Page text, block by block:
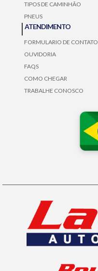
TIPOS DE CAMINHÃO
PNEUS
ATENDIMENTO
FORMULARIO DE CONTATO
OUVIDORIA
FAQS
COMO CHEGAR
TRABALHE CONOSCO